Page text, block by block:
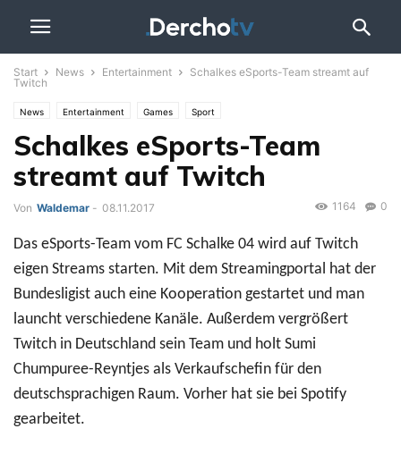
Start News Entertainment
Schalkes eSports-Team streamt auf
Twitch
News Entertainment Games Sport
Schalkes eSports-Team
streamt auf Twitch
Von Waldemar - 08.11.2017 0
1164
Das eSports-Team vom FC Schalke 04 wird auf Twitch
eigen Streams starten. Mit dem Streamingportal hat der
Bundesligist auch eine Kooperation gestartet und man
launcht verschiedene Kanäle. Außerdem vergrößert
Twitch in Deutschland sein Team und holt Sumi
Chumpuree-Reyntjes als Verkaufschefin für den
deutschsprachigen Raum. Vorher hat sie bei Spotify
gearbeitet.